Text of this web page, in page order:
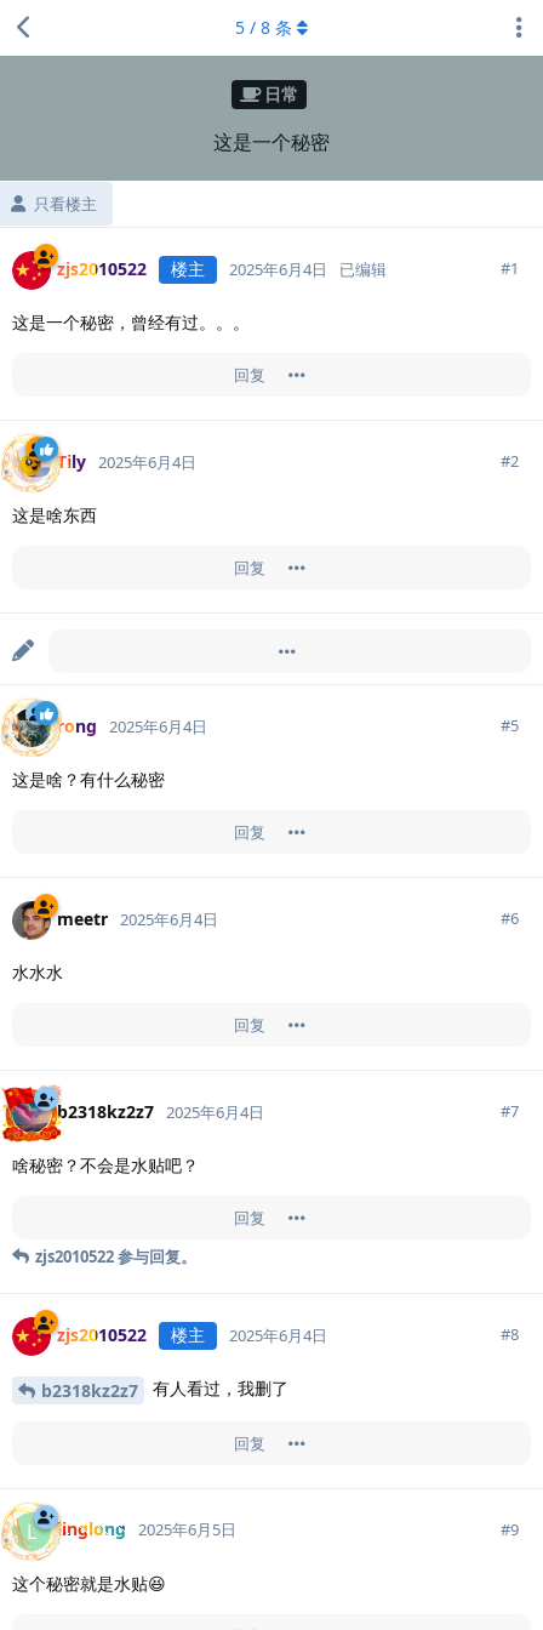
日常
这是一个秘密
只看楼主
5 / 8 条
zjs2010522 楼主 2025年6月4日 已编辑 #1
这是一个秘密，曾经有过。。。
回复
Tily 2025年6月4日 #2
这是啥东西
回复
更改标题为「
rong 2025年6月4日 #5
这是啥？有什么秘密
回复
meetr 2025年6月4日 #6
水水水
回复
b2318kz2z7 2025年6月4日 #7
啥秘密？不会是水贴吧？
回复
zjs2010522参与回复。
zjs2010522 楼主 2025年6月4日 #8
b2318kz2z7 有人看过，我删了
回复
L linglong 2025年6月5日 #9
这个秘密就是水贴😆